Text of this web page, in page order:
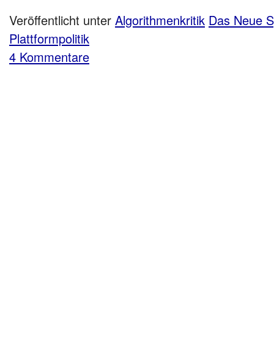
Veröffentlicht unter Algorithmenkritik Das Neue
Plattformpolitik
4 Kommentare